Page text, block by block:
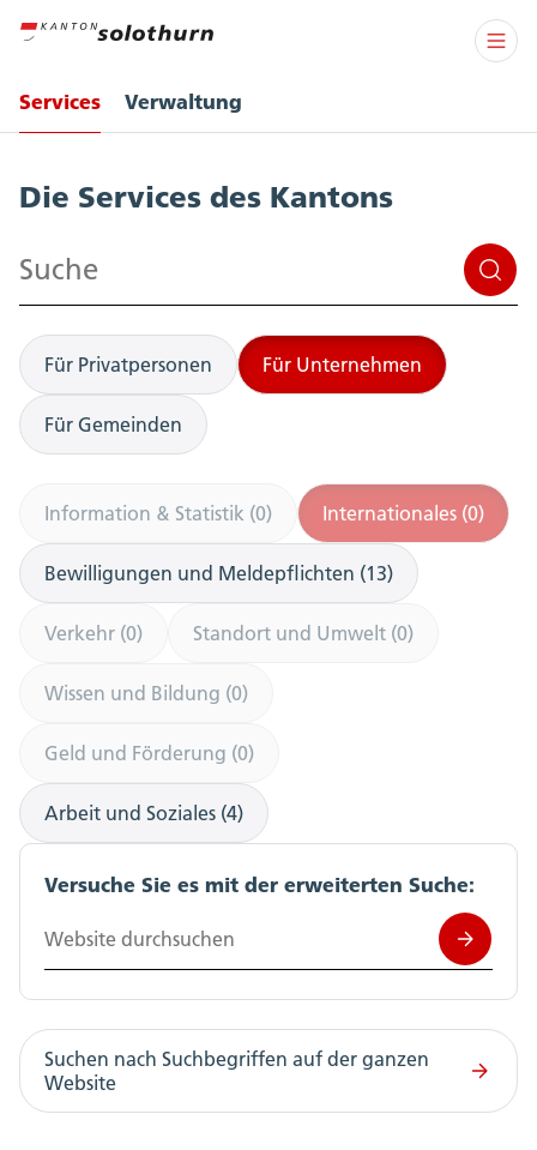
Services Verwaltung
Die Services des Kantons
Suchen
Für Privatpersonen Für Unternehmen
Für Gemeinden
Information & Statistik (0) Internationales (0)
Bewilligungen und Meldepflichten (13)
Verkehr (0) Standort und Umwelt (0)
Wissen und Bildung (0)
Geld und Förderung (0)
Arbeit und Soziales (4)
Versuche Sie es mit der erweiterten Suche:
Website durchsuchen
Suchen nach Suchbegriffen auf der ganzen
Website